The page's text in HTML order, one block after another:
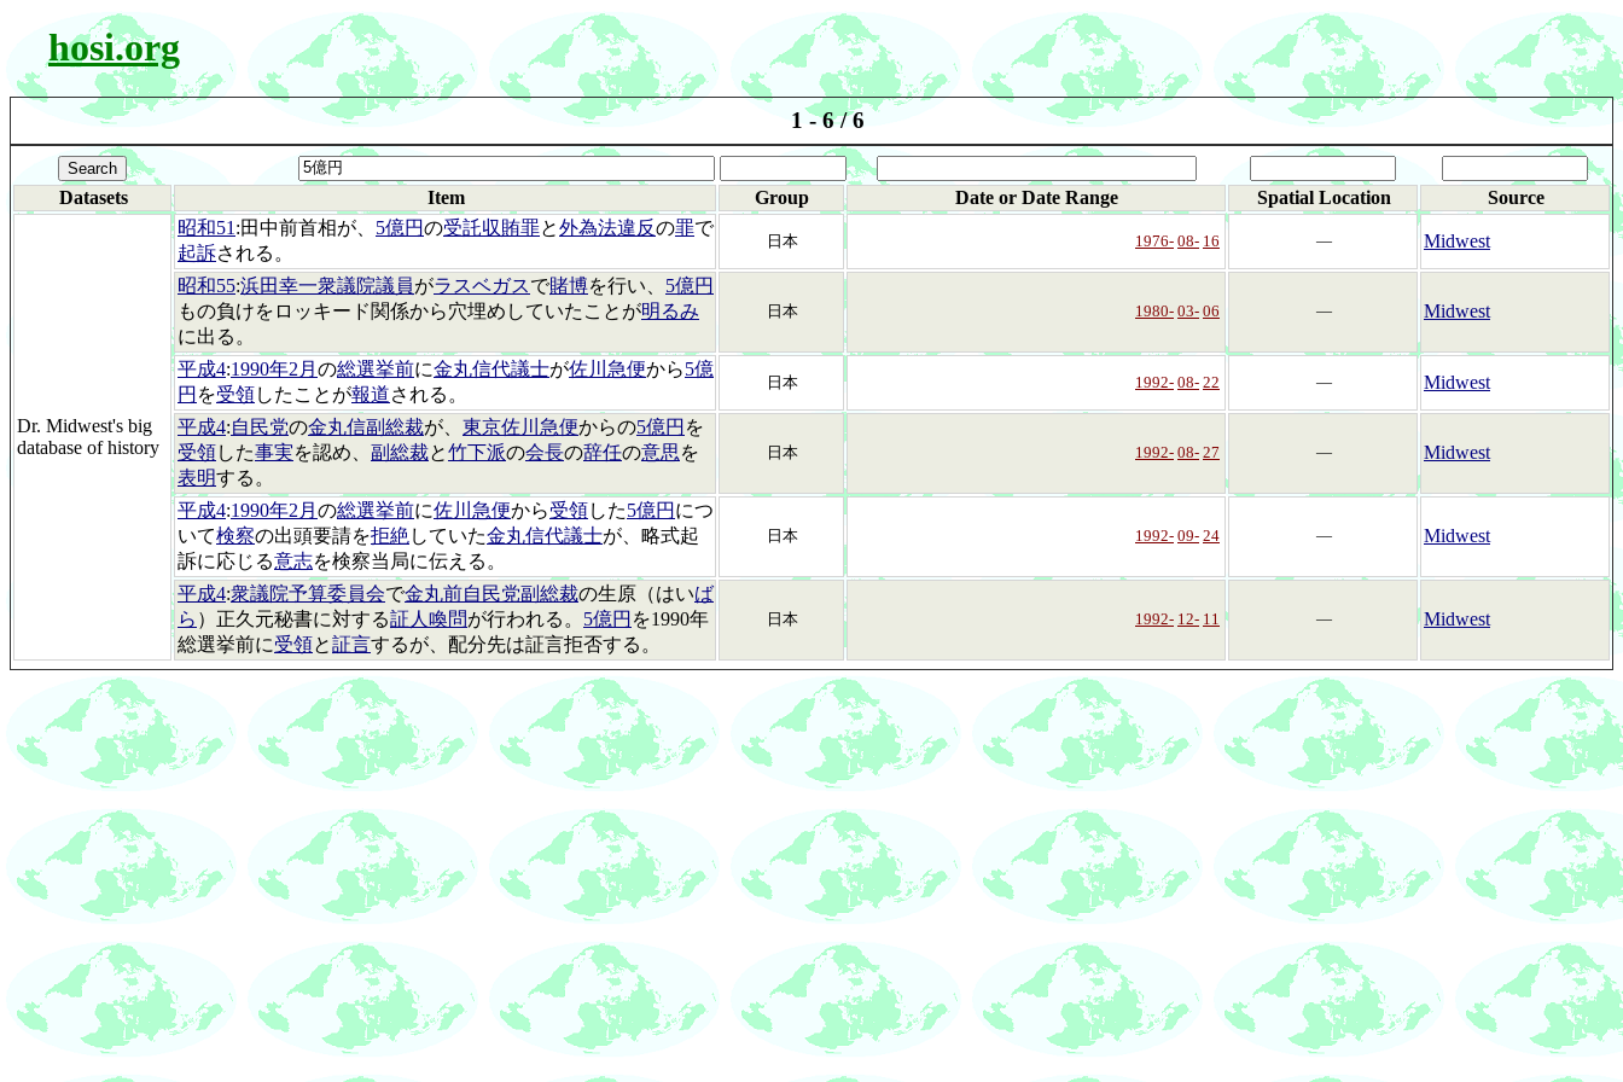
hosi.org
1 - 6 / 6
Datasets Item Group Date or Date Range Spatial Location Source
Dr. Midwest's big
database of history
昭和51 :田中前首相が、 5億円の受託収賄罪と外為法違反の罪で
起訴される。
日本 1976- 08- 16 ― Midwest
昭和55:浜田幸一衆議院議員がラスベガスで賭博を行い、 5億円
もの負けをロッキード関係から穴埋めしていたことが明るみ
に出る。
日本 1980- 03- 06 ― Midwest
平成4:1990年2月 の総選挙前に金丸信代議士が佐川急便から5億
円 を受領したことが報道される。
日本 1992- 08- 22 ― Midwest
平成4:自民党の金丸信副総裁が、 東京佐川急便からの5億円 を
受領した事実を認め、 副総裁と竹下派の会長の辞任の意思を
表明する。
日本 1992- 08- 27 ― Midwest
平成4:1990年2月 の総選挙前に佐川急便から受領した5億円 につ
いて検察の出頭要請を拒絶 していた金丸信代議士が、略式起
訴に応じる意志を検察当局に伝える。
日本 1992- 09- 24 ― Midwest
平成4:衆議院予算委員会で金丸前自民党副総裁の生原（はいば
ら ）正久元秘書に対する証人喚問が行われる。 5億円 を1990年
総選挙前に受領と証言するが、配分先は証言拒否する。
日本 1992- 12- 11 ― Midwest